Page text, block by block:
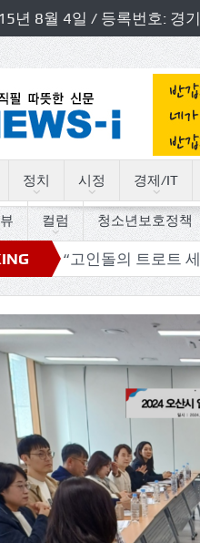
년 8월 4일 / 등록번호: 경
정치 시정 경제/IT
컬럼 청소년보호정책
돌의 트로트 세월따라 사연